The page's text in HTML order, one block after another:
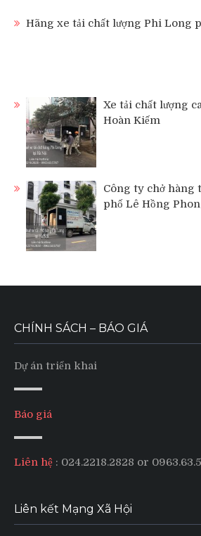
Hãng xe tải chất lượng Phi Long
Xe tải chất lượng
Hoàn Kiếm
Công ty chở hàng
phố Lê Hồng
CHÍNH SÁCH – BÁO GIÁ
Dự án triển khai
Báo giá
Liên hệ : 024.2218.2828 or
Liên kết Mạng Xã Hội